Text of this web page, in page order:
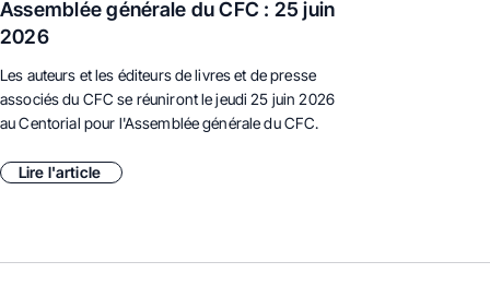
Assemblée générale du CFC : 25 juin
2026
Les auteurs et les éditeurs de livres et de presse
associés du CFC se réuniront le jeudi 25 juin 2026
au Centorial pour l'Assemblée générale du CFC.
Lire l'article